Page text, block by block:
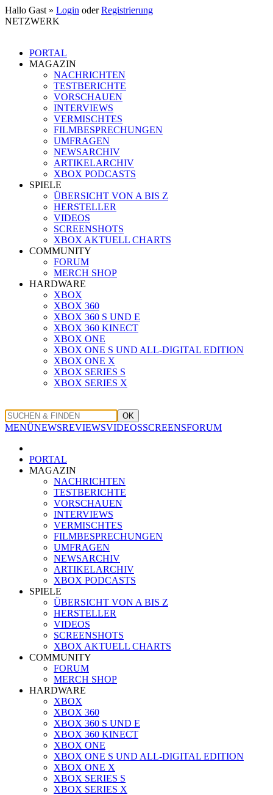
Hallo Gast » Login oderRegistrierung
NETZWERK
PORTAL
MAGAZIN
NACHRICHTEN
TESTBERICHTE
VORSCHAUEN
INTERVIEWS
VERMISCHTES
FILMBESPRECHUNGEN
UMFRAGEN
NEWSARCHIV
ARTIKELARCHIV
XBOX PODCASTS
SPIELE
ÜBERSICHT VON A BIS Z
HERSTELLER
VIDEOS
SCREENSHOTS
XBOX AKTUELL CHARTS
COMMUNITY
FORUM
MERCH SHOP
HARDWARE
XBOX
XBOX 360
XBOX 360 S UND E
XBOX 360 KINECT
XBOX ONE
XBOX ONE S UND ALL-DIGITAL EDITION
XBOX ONE X
XBOX SERIES S
XBOX SERIES X
OK
MENÜNEWSREVIEWSVIDEOSSCREENSFORUM
PORTAL
MAGAZIN
NACHRICHTEN
TESTBERICHTE
VORSCHAUEN
INTERVIEWS
VERMISCHTES
FILMBESPRECHUNGEN
UMFRAGEN
NEWSARCHIV
ARTIKELARCHIV
XBOX PODCASTS
SPIELE
ÜBERSICHT VON A BIS Z
HERSTELLER
VIDEOS
SCREENSHOTS
XBOX AKTUELL CHARTS
COMMUNITY
FORUM
MERCH SHOP
HARDWARE
XBOX
XBOX 360
XBOX 360 S UND E
XBOX 360 KINECT
XBOX ONE
XBOX ONE S UND ALL-DIGITAL EDITION
XBOX ONE X
XBOX SERIES S
XBOX SERIES X